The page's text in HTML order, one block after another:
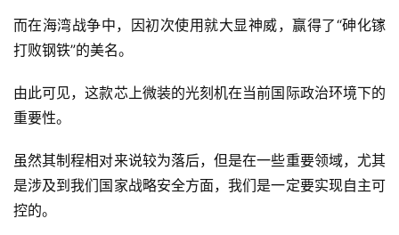
而在海湾战争中，因初次使用就大显神威，赢得了“砷化镓
打败钢铁”的美名。
由此可见，这款芯上微装的光刻机在当前国际政治环境下的
重要性。
虽然其制程相对来说较为落后，但是在一些重要领域，尤其
是涉及到我们国家战略安全方面，我们是一定要实现自主可
控的。